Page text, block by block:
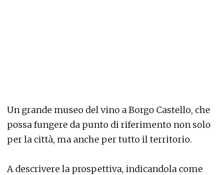
Un grande museo del vino a Borgo Castello, che
possa fungere da punto di riferimento non solo
per la città, ma anche per tutto il territorio.
A descrivere la prospettiva, indicandola come